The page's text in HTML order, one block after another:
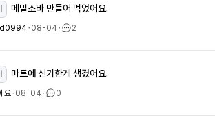
메밀소바 만들어 먹었어요.
ㆍ08-04ㆍ 2
마트에 신기한게 생겼어요.
요ㆍ08-04ㆍ 0